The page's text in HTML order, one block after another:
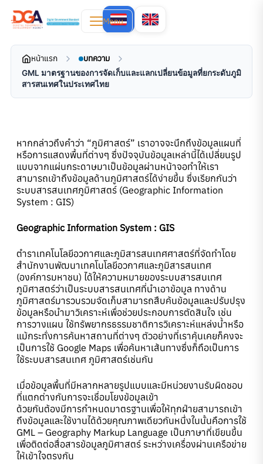
Menu
หน้าแรก บทความ
GML มาตรฐานของการจัดเก็บและแลกเปลี่ยนข้อมูลที่ยกระดับภูมิ
สารสนเทศในประเทศไทย
หากกล่าวถึงคำว่า “ภูมิศาสตร์” เราอาจจะนึกถึงข้อมูลแผนที่
หรือการแสดงพื้นที่ต่างๆ ซึ่งปัจจุบันข้อมูลเหล่านี้ได้เปลี่ยนรูป
แบบจากแผ่นกระดาษมาเป็นข้อมูลผ่านหน้าจอทำให้เรา
สามารถเข้าถึงข้อมูลด้านภูมิศาสตร์ได้ง่ายขึ้น ซึ่งเรียกกันว่า
ระบบสารสนเทศภูมิศาสตร์ (Geographic Information
System : GIS)
Geographic Information System : GIS
ตำราเทคโนโลยีอวกาศและภูมิสารสนเทศศาสตร์ที่จัดทำโดย
สำนักงานพัฒนาเทคโนโลยีอวกาศและภูมิสารสนเทศ
(องค์การมหาชน) ได้ให้ความหมายของระบบสารสนเทศ
ภูมิศาสตร์ว่าเป็นระบบสารสนเทศที่นำเอาข้อมูล ทางด้าน
ภูมิศาสตร์มารวบรวมจัดเก็บสามารถสืบค้นข้อมูลและปรับปรุง
ข้อมูลหรือนำมาวิเคราะห์เพื่อช่วยประกอบการตัดสินใจ เช่น
การวางแผน ใช้ทรัพยากรธรรมชาติการวิเคราะห์แหล่งน้ำหรือ
แม้กระทั่งการค้นหาสถานที่ต่างๆ ตัวอย่างที่เราคุ้นเคยก็คงจะ
เป็นการใช้ Google Maps เพื่อค้นหาเส้นทางซึ่งก็ถือเป็นการ
ใช้ระบบสารสนเทศ ภูมิศาสตร์เช่นกัน
เมื่อข้อมูลพื้นที่มีหลากหลายรูปแบบและมีหน่วยงานรับผิดชอบ
ที่แตกต่างกันการจะเชื่อมโยงข้อมูลเข้า
ด้วยกันต้องมีการกำหนดมาตรฐานเพื่อให้ทุกฝ่ายสามารถเข้า
ถึงข้อมูลและใช้งานได้ด้วยคุณภาพเดียวกันหนึ่งในนั้นคือการใช้
GML – Geography Markup Language เป็นภาษาที่เขียนขึ้น
เพื่อติดต่อสื่อสารข้อมูลภูมิศาสตร์ ระหว่างเครื่องผ่านเครือข่าย
ให้เข้าใจตรงกัน